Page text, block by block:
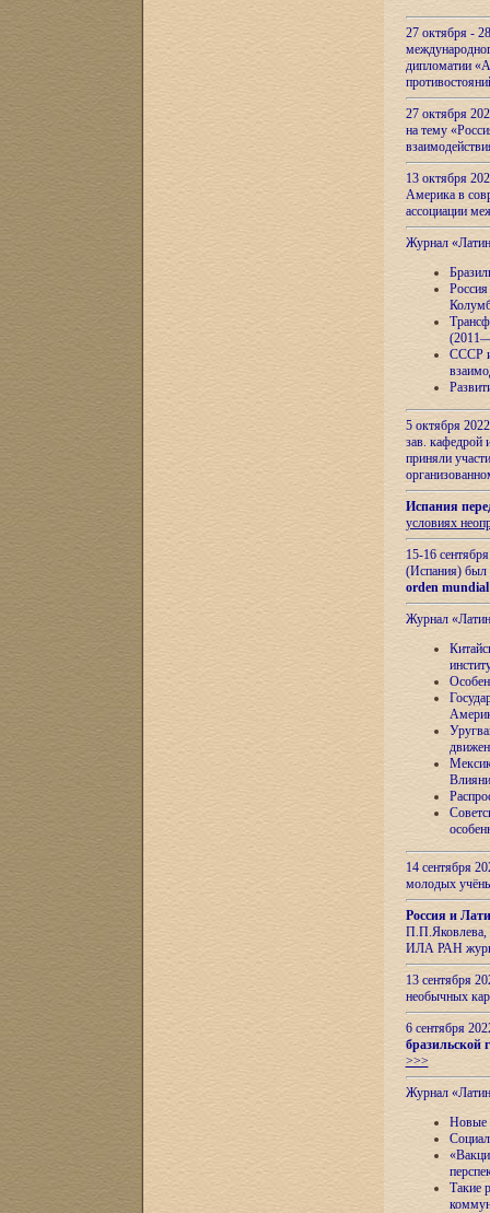
27 октября -
дипломатии
27 октября
на тему
13 октября
Америка в
ассоциации
Журнал
СССР и
5 октября
зав.
приняли
Испания
условиях
15-16
(Испания) был
orden
Журнал
14 сентября
молодых
Россия и
П.П.Яковлева,
ИЛА РАН
13 сентября
необычных
6 сентября
бразильской
>>>
Журнал
Новые
Такие